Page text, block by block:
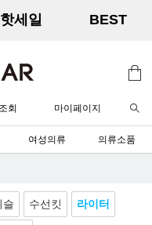
핫세일 BEST
회 마이페이지
여성의류 의류소품
슬 수선킷 라이터